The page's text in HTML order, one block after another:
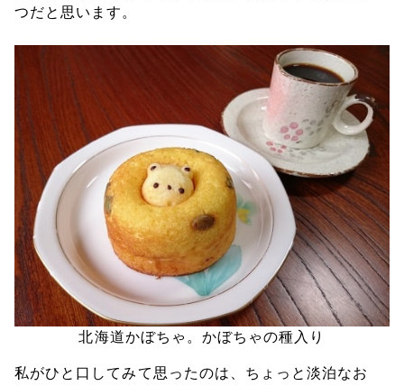
つだと思います。
北海道かぼちゃ。かぼちゃの種入り
私がひと口してみて思ったのは、ちょっと淡泊なお